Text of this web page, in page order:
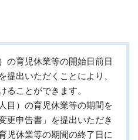
の育児休業等の開始日前日
提出いただくことにより、
ることができます。
目）の育児休業等の期間を
更申告書」を提出いただき
児休業等の期間の終了日に